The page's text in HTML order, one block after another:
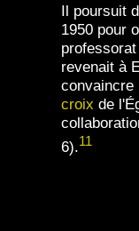
Il poursuit
1950 pour
revenait à
croix de
6).11